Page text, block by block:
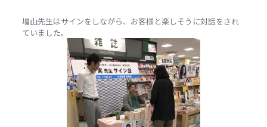
増山先生はサインをしながら、お客様と楽しそうに対話をされ
ていました。